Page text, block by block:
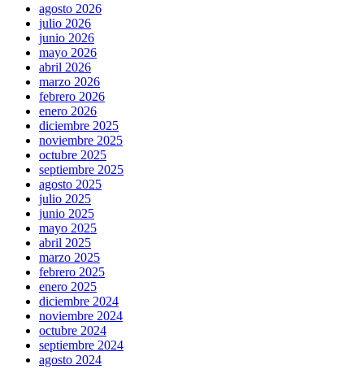
agosto 2026
julio 2026
junio 2026
mayo 2026
abril 2026
marzo 2026
febrero 2026
enero 2026
diciembre 2025
noviembre 2025
octubre 2025
septiembre 2025
agosto 2025
julio 2025
junio 2025
mayo 2025
abril 2025
marzo 2025
febrero 2025
enero 2025
diciembre 2024
noviembre 2024
octubre 2024
septiembre 2024
agosto 2024